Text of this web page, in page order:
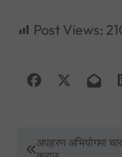
Post Views:
अपहरण अभियोगमा